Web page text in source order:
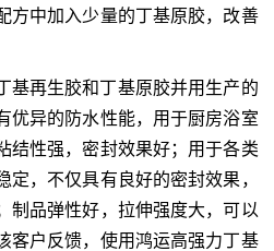
方中加入少量的丁基原胶，改善
基再生胶和丁基原胶并用生产的
优异的防水性能，用于厨房浴室
结性强，密封效果好；用于各类
定，不仅具有良好的密封效果，
制品弹性好，拉伸强度大，可以
客户反馈，使用鸿运高强力丁基